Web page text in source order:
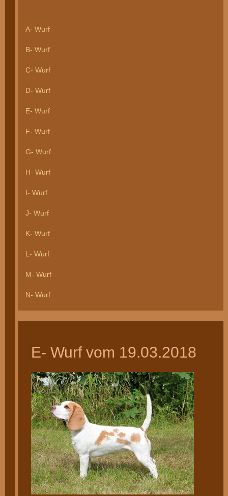
A- Wurf
B- Wurf
C- Wurf
D- Wurf
E- Wurf
F- Wurf
G- Wurf
H- Wurf
I- Wurf
J- Wurf
K- Wurf
L- Wurf
M- Wurf
N- Wurf
E- Wurf vom 19.03.2018